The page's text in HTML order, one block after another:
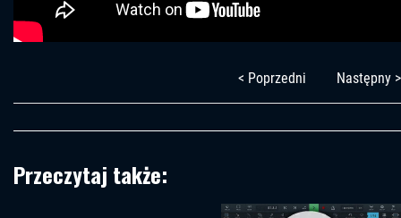
< Poprzedni Następny >
Przeczytaj także: